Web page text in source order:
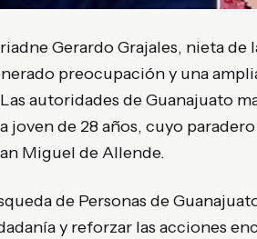
Gerardo Grajales, nieta
preocupación y una
autoridades de Guanajuato
joven de 28 años, cuyo
Miguel de Allende.
de Personas de
y reforzar las acciones